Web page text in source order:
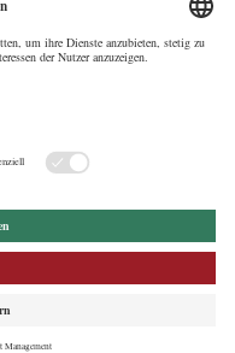
Barrierefreiheit
Datenschutz
EUFCN